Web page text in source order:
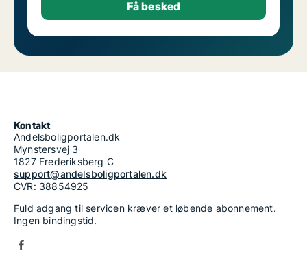
Kontakt
Andelsboligportalen.dk
Mynstersvej 3
1827 Frederiksberg C
support@andelsboligportalen.dk
CVR: 38854925
Fuld adgang til servicen kræver et løbende abonnement.
Ingen bindingstid.